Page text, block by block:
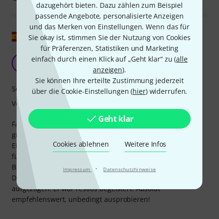
dazugehört bieten. Dazu zählen zum Beispiel
passende Angebote, personalisierte Anzeigen
und das Merken von Einstellungen. Wenn das für
Sie okay ist, stimmen Sie der Nutzung von Cookies
für Präferenzen, Statistiken und Marketing
einfach durch einen Klick auf „Geht klar“ zu (alle
anzeigen).
Sie können Ihre erteilte Zustimmung jederzeit
über die Cookie-Einstellungen (hier) widerrufen.
Geht klar
Cookies ablehnen Weitere Infos
Impressum · Datenschutzhinweise
Original zeigen
hohe Qualität
Manuel533 15.04.2013
Fantastische Basssaiten! Sehr guter Klang mit einem
großartigen und lang anhaltenden Attack. Nach der
Einspielzeit halten sie die Stimmung. Kurzerhand habe ich
für einen Auftritt eines professionellen Kollegen die drei
Basssaiten dieses Modells zusammen mit den roten
Diskantsaiten von „La Bella“ auf eine Flamencogitarre
aufgezogen. Er war restlos begeistert. Absolut
empfehlenswert, unbedingt ausprobieren!
Sound
Verarbeitung